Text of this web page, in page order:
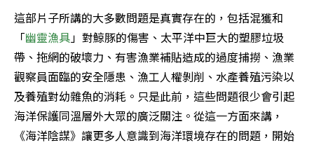
這部片子所講的大多數問題是真實存在的，包括混獲和
「幽靈漁具」對鯨豚的傷害、太平洋中巨大的塑膠垃圾
帶、拖網的破壞力、有害漁業補貼造成的過度捕撈、漁業
觀察員面臨的安全隱患、漁工人權剝削、水產養殖污染以
及養殖對幼雜魚的消耗。只是此前，這些問題很少會引起
海洋保護同溫層外大眾的廣泛關注。從這一方面來講，
《海洋陰謀》讓更多人意識到海洋環境存在的問題，開始